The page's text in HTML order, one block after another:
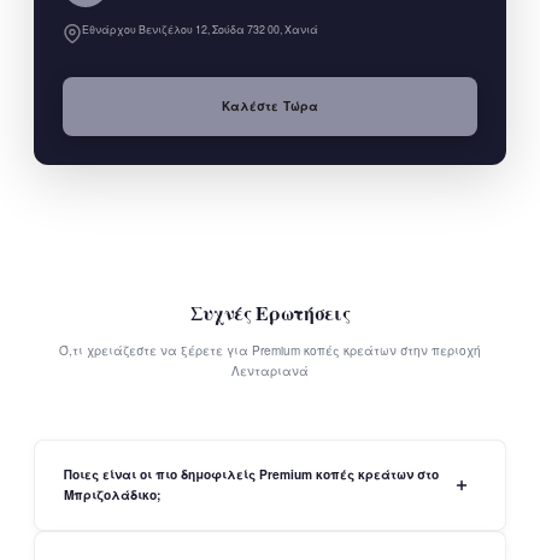
Εθνάρχου Βενιζέλου 12, Σούδα 732 00, Χανιά
Καλέστε Τώρα
Συχνές Ερωτήσεις
Ό,τι χρειάζεστε να ξέρετε για Premium κοπές κρεάτων στην περιοχή
Λενταριανά
Ποιες είναι οι πιο δημοφιλείς Premium κοπές κρεάτων στο
Μπριζολάδικο;